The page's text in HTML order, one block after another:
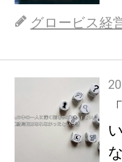
グロービス経